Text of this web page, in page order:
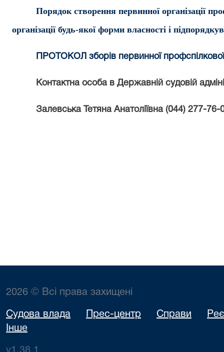
Порядок створення первинної організації
організації будь-якої форми власності і
ПРОТОКОЛ зборів первинної
Контактна особа в Державній судовій
Залевська Тетяна Анатоліївна (044) 277-76-
2026 © Всі права захищені
Судова влада Прес-центр Справи
Інше